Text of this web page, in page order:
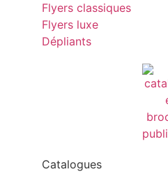
Flyers classiques
Flyers luxe
Dépliants
Catalogues